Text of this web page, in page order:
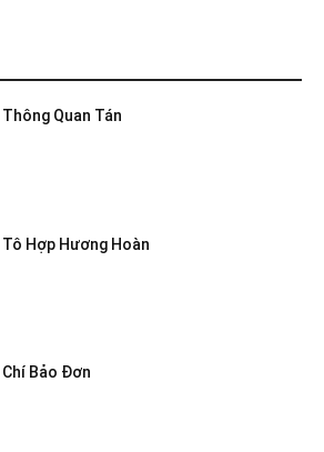
Thông Quan Tán
Tô Hợp Hương Hoàn
Chí Bảo Đơn